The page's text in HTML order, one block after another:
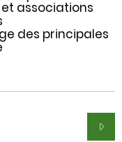
associations
des principales